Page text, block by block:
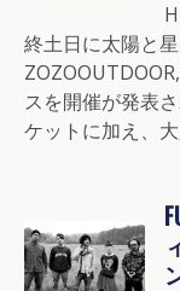
終土日に太陽と星
スを開催が発表
ケットに加え、